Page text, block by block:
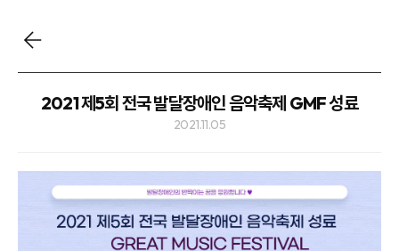
2021 제5회 전국 발달장애인 음악축제 GMF 성료
2021.11.05